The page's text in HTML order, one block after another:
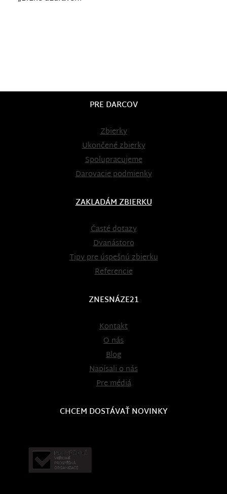
PRE DARCOV
Zbierky
Ukončené zbierky
Spolupracujeme
Darovacie podmienky
ZAKLADÁM ZBIERKU
Časté dotazy
Dvanástoro
Tipy pre úspešnú zbierku
Referencie
ZNESNÁZE21
Kontakt
O nás
Blog
Napísali o nás
Pre médiá
CHCEM DOSTÁVAŤ NOVINKY